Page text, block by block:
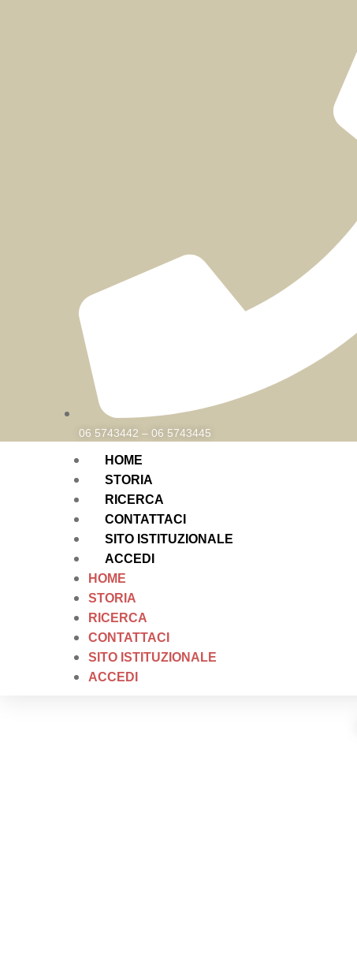
06 5743442 – 06 5743445
HOME
STORIA
RICERCA
CONTATTACI
SITO ISTITUZIONALE
ACCEDI
HOME
STORIA
RICERCA
CONTATTACI
SITO ISTITUZIONALE
ACCEDI